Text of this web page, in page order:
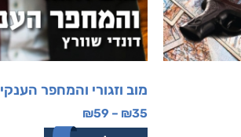
מוב וזגורי והמחפר הענקי
₪35
–
₪59